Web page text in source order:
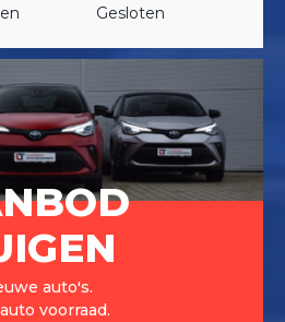
Gesloten
auto's.
voorraad.